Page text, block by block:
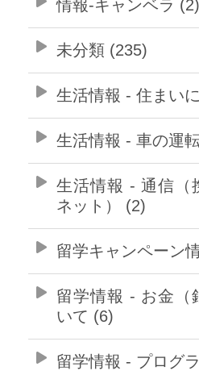
情報-キャンベラ (2)
未分類 (235)
生活情報 - 住まい
生活情報 - 車の運
生活情報 - 通信（
ネット） (2)
留学キャンペーン
留学情報 - お金（
いて (6)
留学情報 - プログ